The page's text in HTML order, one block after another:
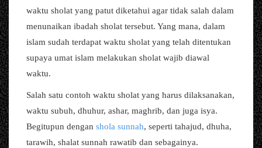
waktu sholat yang patut diketahui agar tidak salah dalam
menunaikan ibadah sholat tersebut. Yang mana, dalam
islam sudah terdapat waktu sholat yang telah ditentukan
supaya umat islam melakukan sholat wajib diawal
waktu.
Salah satu contoh waktu sholat yang harus dilaksanakan,
waktu subuh, dhuhur, ashar, maghrib, dan juga isya.
Begitupun dengan shola sunnah, seperti tahajud, dhuha,
tarawih, shalat sunnah rawatib dan sebagainya.